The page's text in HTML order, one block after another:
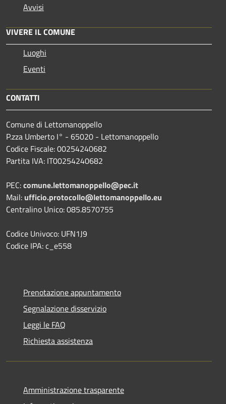
Avvisi
VIVERE IL COMUNE
Luoghi
Eventi
CONTATTI
Comune di Lettomanoppello
P.zza Umberto I° - 65020 - Lettomanoppello
Codice Fiscale: 00254240682
Partita IVA: IT00254240682
PEC:comune.lettomanoppello@pec.it
Mail: ufficio.protocollo@lettomanoppello.eu
Centralino Unico: 085.8570755
Codice Univoco: UFN1J9
Codice IPA: c_e558
Prenotazione appuntamento
Segnalazione disservizio
Leggi le FAQ
Richiesta assistenza
Amministrazione trasparente